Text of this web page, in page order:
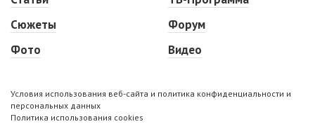
Сюжеты
Фото
Форум
Видео
Условия использования веб-сайта и политика конфиденциальности и
персональных данных
Политика использования cookies